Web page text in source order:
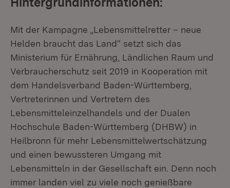
Mit der Kampagne „Lebensmittelretter – neue
Helden braucht das Land“ setzt sich das
Ministerium für Ernährung, Ländlichen Raum und
Verbraucherschutz seit 2019 in Kooperation mit
dem Handelsverband Baden-Württemberg,
Vertreterinnen und Vertretern des
Lebensmitteleinzelhandels und der Dualen
Hochschule Baden-Württemberg (DHBW) in
Heilbronn für mehr Lebensmittelwertschätzung
und einen bewussteren Umgang mit
Lebensmitteln in der Gesellschaft ein. Denn noch
immer landen viel zu viele noch genießbare